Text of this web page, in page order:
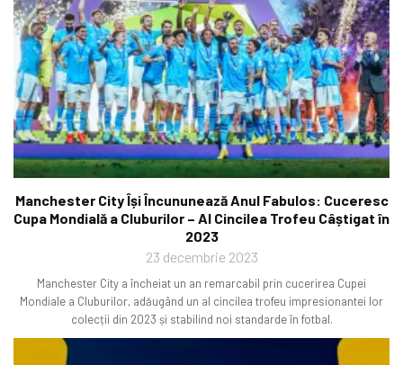
Manchester City Își Încununează Anul Fabulos: Cuceresc
Cupa Mondială a Cluburilor – Al Cincilea Trofeu Câștigat în
2023
23 decembrie 2023
Manchester City a încheiat un an remarcabil prin cucerirea Cupei
Mondiale a Cluburilor, adăugând un al cincilea trofeu impresionantei lor
colecții din 2023 și stabilind noi standarde în fotbal.